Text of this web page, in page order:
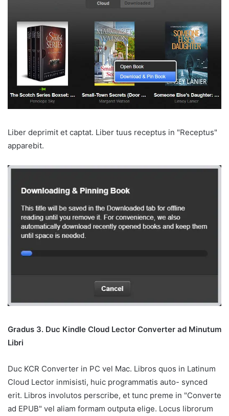
Liber deprimit et captat. Liber tuus receptus in "Receptus"
apparebit.
Gradus 3. Duc Kindle Cloud Lector Converter ad Minutum
Libri
Duc KCR Converter in PC vel Mac. Libros quos in Latinum
Cloud Lector inmisisti, huic programmatis auto- synced
erit. Libros involutos perscribe, et tunc preme in "Converte
ad EPUB" vel aliam formam outputa elige. Locus librorum